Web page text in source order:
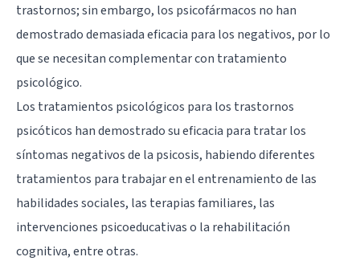
trastornos; sin embargo, los psicofármacos no han
demostrado demasiada eficacia para los negativos, por lo
que se necesitan complementar con tratamiento
psicológico.
Los tratamientos psicológicos para los trastornos
psicóticos han demostrado su eficacia para tratar los
síntomas negativos de la psicosis, habiendo diferentes
tratamientos para trabajar en el entrenamiento de las
habilidades sociales, las terapias familiares, las
intervenciones psicoeducativas o la rehabilitación
cognitiva, entre otras.